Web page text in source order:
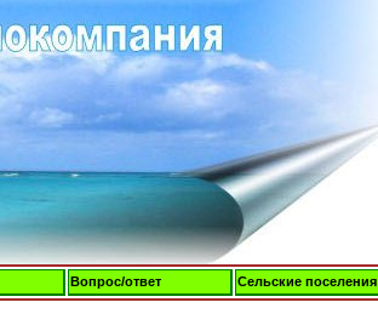
Вопрос/ответ Сельские поселения